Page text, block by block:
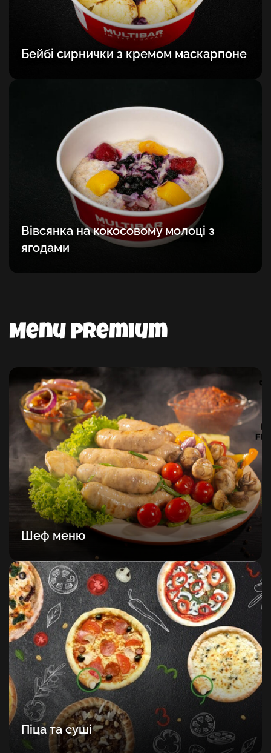
Бейбі сирнички з кремом маскарпоне
Вівсянка на кокосовому молоці з
ягодами
Menu premium
Шеф меню
Піца та суші